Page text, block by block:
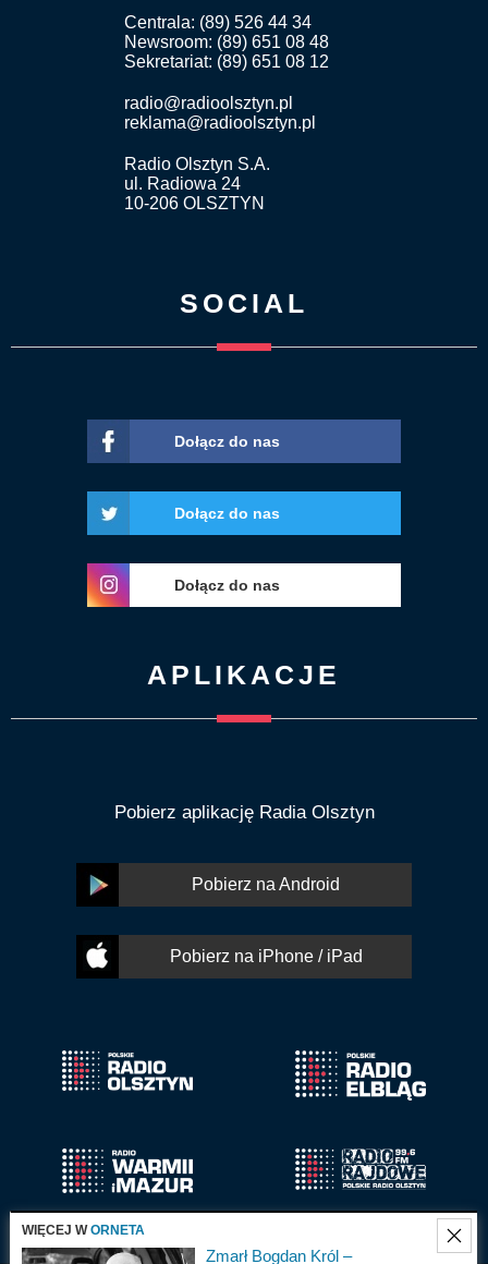
Centrala: (89) 526 44 34
Newsroom: (89) 651 08 48
Sekretariat: (89) 651 08 12
radio@radioolsztyn.pl
reklama@radioolsztyn.pl
Radio Olsztyn S.A.
ul. Radiowa 24
10-206 OLSZTYN
SOCIAL
Dołącz do nas
Dołącz do nas
Dołącz do nas
APLIKACJE
Pobierz aplikację Radia Olsztyn
Pobierz na Android
Pobierz na iPhone / iPad
WIĘCEJ WORNETA
Zmarł Bogdan Król –